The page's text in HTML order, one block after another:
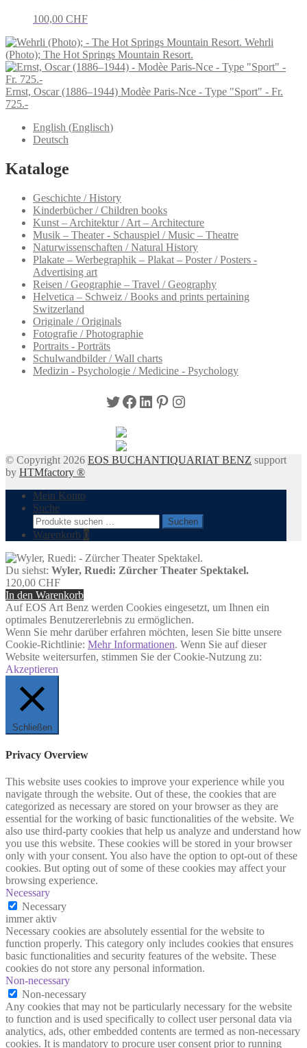
100,00 CHF
Wehrli
(Photo); The Hot Springs Mountain Resort.
Ernst, Oscar (1886–1944) Modèe Paris-Nce - Type "Sport" - Fr.
725.-
English (Englisch)
Deutsch
Kataloge
Geschichte / History
Kinderbücher / Children books
Kunst – Architektur / Art – Architecture
Musik – Theater - Schauspiel / Music – Theatre
Naturwissenschaften / Natural History
Plakate – Werbegraphik – Plakat – Poster / Posters -
Advertising art
Reisen / Geographie – Travel / Geography
Helvetica – Schweiz / Books and prints pertaining
Switzerland
Originale / Originals
Fotografie / Photographie
Portraits - Porträts
Schulwandbilder / Wall charts
Medizin - Psychologie / Medicine - Psychology
Twitter
Facebook
LinkedIn
Pinterest
Instagram
© Copyright 2026 EOS BUCHANTIQUARIAT BENZ support
by HTMfactory ®
Mein Konto
Suche
Suchen
nach:
Suchen
Warenkorb 0
Du siehst: Wyler, Ruedi: Zürcher Theater Spektakel.
120,00 CHF
In den Warenkorb
Auf EOS Art Benz werden Cookies eingesetzt, um Ihnen ein
optimales Benutzererlebnis zu ermöglichen.
Wenn Sie mehr darüber erfahren möchten, lesen Sie bitte unsere
Cookie-Richtlinie: Mehr Informationen. Wenn Sie auf dieser
Website weitersurfen, stimmen Sie der Cookie-Nutzung zu:
Akzeptieren
Schließen
Privacy Overview
This website uses cookies to improve your experience while you
navigate through the website. Out of these, the cookies that are
categorized as necessary are stored on your browser as they are
essential for the working of basic functionalities of the website. We
also use third-party cookies that help us analyze and understand how
you use this website. These cookies will be stored in your browser
only with your consent. You also have the option to opt-out of these
cookies. But opting out of some of these cookies may affect your
browsing experience.
Necessary
Necessary
immer aktiv
Necessary cookies are absolutely essential for the website to
function properly. This category only includes cookies that ensures
basic functionalities and security features of the website. These
cookies do not store any personal information.
Non-necessary
Non-necessary
Any cookies that may not be particularly necessary for the website
to function and is used specifically to collect user personal data via
analytics, ads, other embedded contents are termed as non-necessary
cookies. It is mandatory to procure user consent prior to running